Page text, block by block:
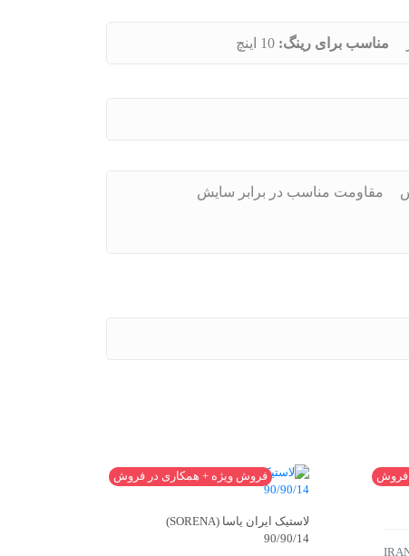
مناسب برای رینگ:
مقاومت مناسب در برابر سایش
فروش
لاستیک ایران یاسا (SORENA)
90/90/14
فروش ویژه + همکاری در فروش